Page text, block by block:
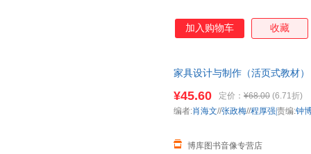
加入购物车 收藏
家具设计与制作（活页式教材）
¥45.60 定价： ¥68.00 (6.71折)
博库图书音像专营店
编者:肖海文//张政梅//程厚强|责编:钟